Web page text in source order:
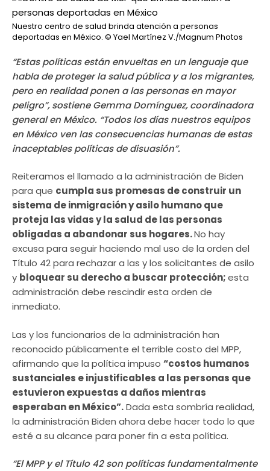
Nuestro centro de salud brinda atención a personas
deportadas en México. © Yael Martínez V./Magnum Photos
“Estas políticas están envueltas en un lenguaje que
habla de proteger la salud pública y a los migrantes,
pero en realidad ponen a las personas en mayor
peligro”, sostiene Gemma Domínguez, coordinadora
general en México. “Todos los días nuestros equipos
en México ven las consecuencias humanas de estas
inaceptables políticas de disuasión”.
Reiteramos el llamado a la administración de Biden
para que cumpla sus promesas de construir un
sistema de inmigración y asilo humano que
proteja las vidas y la salud de las personas
obligadas a abandonar sus hogares.No hay
excusa para seguir haciendo mal uso de la orden del
Título 42 para rechazar a las y los solicitantes de asilo
y bloquear su derecho a buscar protección;esta
administración debe rescindir esta orden de
inmediato.
Las y los funcionarios de la administración han
reconocido públicamente el terrible costo del MPP,
afirmando que la política impuso “costos humanos
sustanciales e injustificables a las personas que
estuvieron expuestas a daños mientras
esperaban en México”.Dada esta sombría realidad,
la administración Biden ahora debe hacer todo lo que
esté a su alcance para poner fin a esta política.
“El MPP y el Título 42 son políticas fundamentalmente